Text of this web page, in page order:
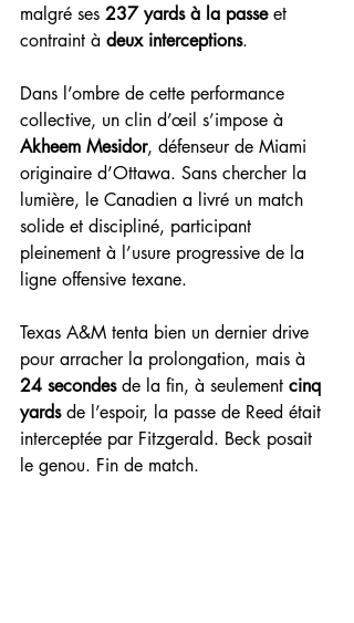
malgré ses 237 yards à la passe et
contraint à deux interceptions.
Dans l’ombre de cette performance
collective, un clin d’œil s’impose à
Akheem Mesidor, défenseur de Miami
originaire d’Ottawa. Sans chercher la
lumière, le Canadien a livré un match
solide et discipliné, participant
pleinement à l’usure progressive de la
ligne offensive texane.
Texas A&M tenta bien un dernier drive
pour arracher la prolongation, mais à
24 secondes de la fin, à seulement cinq
yards de l’espoir, la passe de Reed était
interceptée par Fitzgerald. Beck posait
le genou. Fin de match.